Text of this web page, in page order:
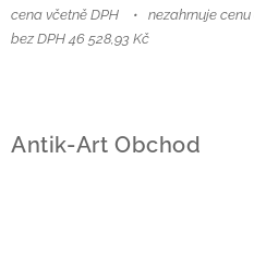
cena včetně DPH
nezahrnuje
bez DPH 46 528,93 Kč
Antik-Art Obchod